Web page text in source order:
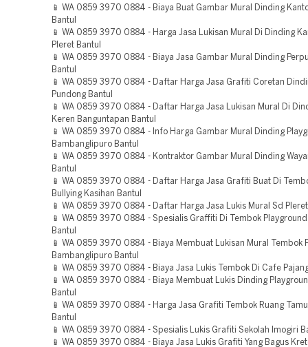
📱 WA 0859 3970 0884 - Biaya Buat Gambar Mural Dinding
Bantul
📱 WA 0859 3970 0884 - Harga Jasa Lukisan Mural Di Dinding
Pleret Bantul
📱 WA 0859 3970 0884 - Biaya Jasa Gambar Mural Dinding
Bantul
📱 WA 0859 3970 0884 - Daftar Harga Jasa Grafiti Coretan
Pundong Bantul
📱 WA 0859 3970 0884 - Daftar Harga Jasa Lukisan Mural Di
Keren Banguntapan Bantul
📱 WA 0859 3970 0884 - Info Harga Gambar Mural Dinding
Bambanglipuro Bantul
📱 WA 0859 3970 0884 - Kontraktor Gambar Mural Dinding
Bantul
📱 WA 0859 3970 0884 - Daftar Harga Jasa Grafiti Buat Di
Bullying Kasihan Bantul
📱 WA 0859 3970 0884 - Daftar Harga Jasa Lukis Mural Sd
📱 WA 0859 3970 0884 - Spesialis Graffiti Di Tembok
Bantul
📱 WA 0859 3970 0884 - Biaya Membuat Lukisan Mural Tembok
Bambanglipuro Bantul
📱 WA 0859 3970 0884 - Biaya Jasa Lukis Tembok Di Cafe
📱 WA 0859 3970 0884 - Biaya Membuat Lukis Dinding
Bantul
📱 WA 0859 3970 0884 - Harga Jasa Grafiti Tembok Ruang
Bantul
📱 WA 0859 3970 0884 - Spesialis Lukis Grafiti Sekolah Imogiri
📱 WA 0859 3970 0884 - Biaya Jasa Lukis Grafiti Yang Bagus